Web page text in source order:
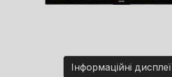
Інформаційні дисплеї